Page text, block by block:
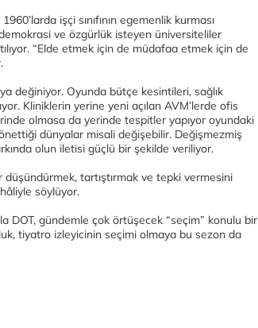
işçi sınıfının egemenlik kurması
ve özgürlük isteyen üniversiteliler
“Elde etmek için de müdafaa etmek için de
değiniyor. Oyunda bütçe kesintileri, sağlık
Kliniklerin yerine yeni açılan AVM’lerde ofis
olmasa da yerinde tespitler yapıyor oyundaki
dünyalar misali değişebilir. Değişmezmiş
olun iletisi güçlü bir şekilde veriliyor.
tartıştırmak ve tepki vermesini
söylüyor.
DOT, gündemle çok örtüşecek “seçim” konulu bir
tiyatro izleyicinin seçimi olmaya bu sezon da